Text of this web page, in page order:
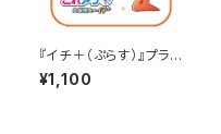
『イチ＋（ぷらす）』プラや
んミニタオル
¥1,100